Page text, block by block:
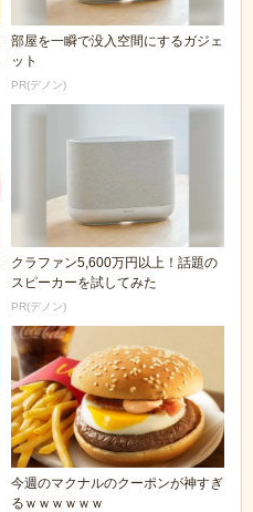
部屋を一瞬で没入空間にするガジェ
ット
PR(デノン)
クラファン5,600万円以上！話題の
スピーカーを試してみた
PR(デノン)
今週のマクナルのクーポンが神すぎ
るｗｗｗｗｗｗ